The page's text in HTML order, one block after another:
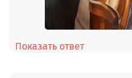
Показать ответ